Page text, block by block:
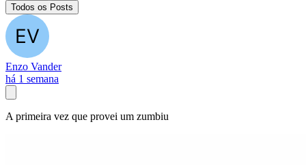
Todos os Posts
Enzo Vander
há 1 semana
A primeira vez que provei um zumbiu